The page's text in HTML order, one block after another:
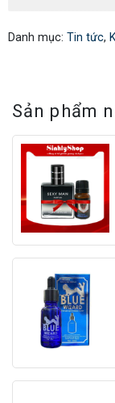
Danh mục: Tin tức,
Sản phẩm